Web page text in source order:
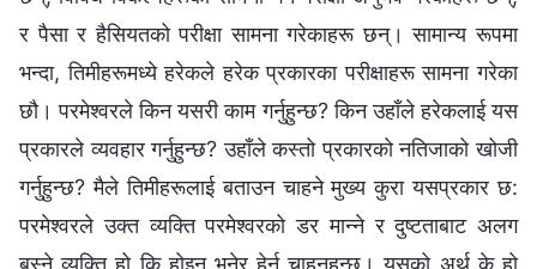
र पैसा र हैसियतको परीक्षा सामना गरेकाहरू छन्। सामान्य रूपमा
भन्दा, तिमीहरूमध्ये हरेकले हरेक प्रकारका परीक्षाहरू सामना गरेका
छौ। परमेश्‍वरले किन यसरी काम गर्नुहुन्छ? किन उहाँले हरेकलाई यस
प्रकारले व्यवहार गर्नुहुन्छ? उहाँले कस्तो प्रकारको नतिजाको खोजी
गर्नुहुन्छ? मैले तिमीहरूलाई बताउन चाहने मुख्य कुरा यसप्रकार छ:
परमेश्‍वरले उक्त व्यक्ति परमेश्‍वरको डर मान्ने र दुष्टताबाट अलग
बस्ने व्यक्ति हो कि होइन भनेर हेर्न चाहनुहुन्छ। यसको अर्थ के हो